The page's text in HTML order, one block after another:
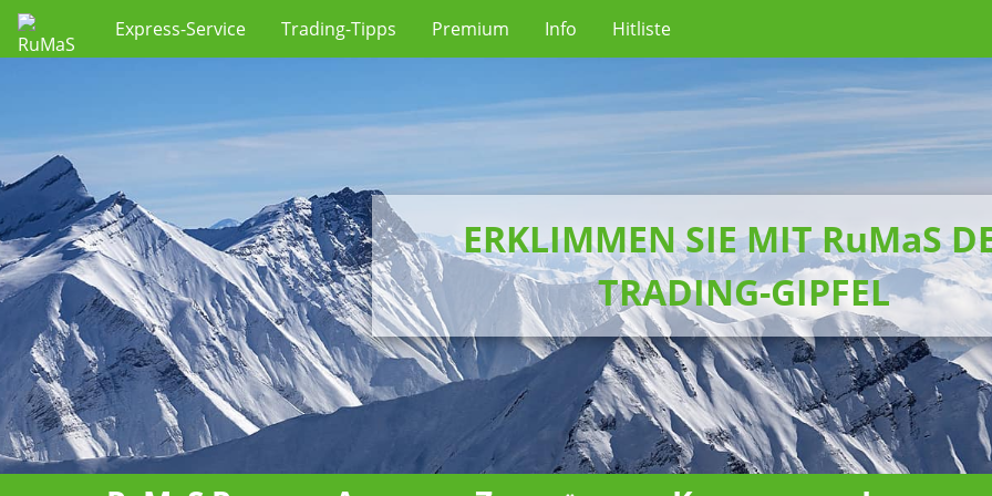
Express-Service Trading-Tipps Premium Info Hitliste
ERKLIMMEN SIE MIT RuMaS
TRADING-GIPFEL